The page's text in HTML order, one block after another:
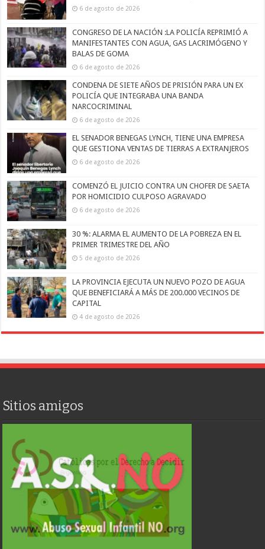
6 de agosto de 2026
CONGRESO DE LA NACIÓN :LA POLICÍA REPRIMIÓ A
MANIFESTANTES CON AGUA, GAS LACRIMÓGENO Y
BALAS DE GOMA
6 de agosto de 2026
CONDENA DE SIETE AÑOS DE PRISIÓN PARA UN EX
POLICÍA QUE INTEGRABA UNA BANDA
NARCOCRIMINAL
6 de agosto de 2026
EL SENADOR BENEGAS LYNCH, TIENE UNA EMPRESA
QUE GESTIONA VENTAS DE TIERRAS A EXTRANJEROS
6 de agosto de 2026
COMENZÓ EL JUICIO CONTRA UN CHOFER DE SAETA
POR HOMICIDIO CULPOSO AGRAVADO
6 de agosto de 2026
30 %: ALARMA EL AUMENTO DE LA POBREZA EN EL
PRIMER TRIMESTRE DEL AÑO
5 de agosto de 2026
LA PROVINCIA EJECUTA UN NUEVO POZO DE AGUA
QUE BENEFICIARÁ A MÁS DE 200.000 VECINOS DE
CAPITAL
4 de agosto de 2026
Sitios amigos